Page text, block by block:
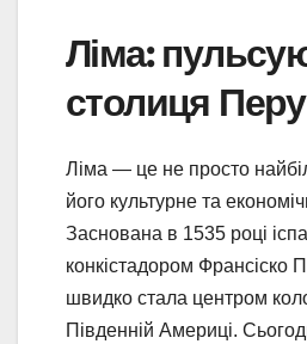
Ліма:
столиця Перу
Ліма — це не просто
його культурне та
Заснована в 1535 році
конкістадором Франсіско
швидко стала центром
Південній Америці.